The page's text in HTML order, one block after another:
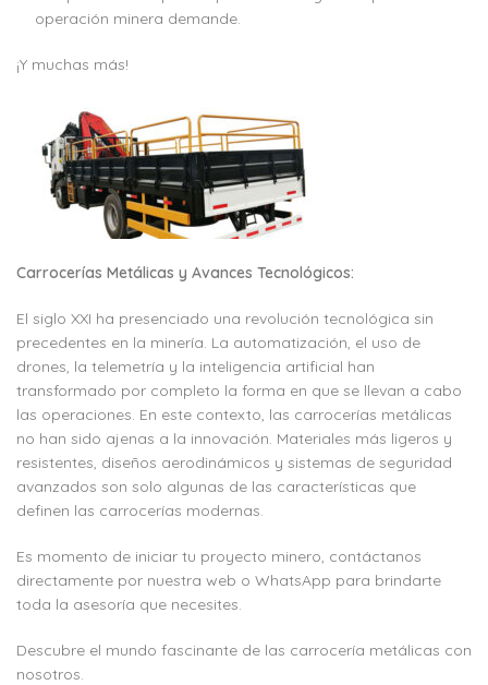
operación minera demande.
¡Y muchas más!
Carrocerías Metálicas y Avances Tecnológicos:
El siglo XXI ha presenciado una revolución tecnológica sin
precedentes en la minería. La automatización, el uso de
drones, la telemetría y la inteligencia artificial han
transformado por completo la forma en que se llevan a cabo
las operaciones. En este contexto, las carrocerías metálicas
no han sido ajenas a la innovación. Materiales más ligeros y
resistentes, diseños aerodinámicos y sistemas de seguridad
avanzados son solo algunas de las características que
definen las carrocerías modernas.
Es momento de iniciar tu proyecto minero, contáctanos
directamente por nuestra web o WhatsApp para brindarte
toda la asesoría que necesites.
Descubre el mundo fascinante de las carrocería metálicas con
nosotros.